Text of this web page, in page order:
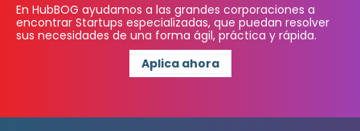
En HubBOG ayudamos a las grandes corporaciones a
encontrar Startups especializadas, que puedan resolver
sus necesidades de una forma ágil, práctica y rápida.
Aplica ahora